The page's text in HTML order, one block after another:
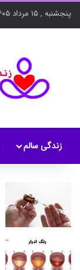
پنجشنبه , ۱۵ مرداد ۱۴۰۵
زندگی سالم